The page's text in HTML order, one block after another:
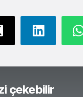
çekebilir